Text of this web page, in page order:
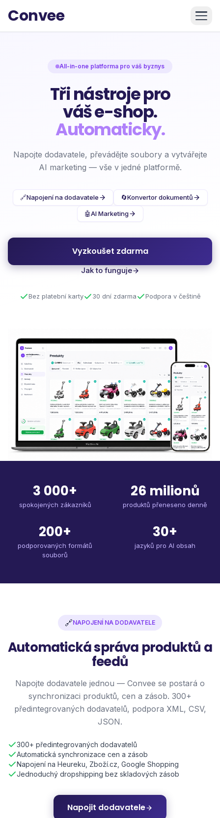
Convee
All-in-one platforma pro váš byznys
Tři nástroje pro
váš e-shop.
Automaticky.
Napojte dodavatele, převádějte soubory a vytvářejte
AI marketing — vše v jedné platformě.
🔗Napojení na dodavatele 🔄Konvertor dokumentů
🤖AI Marketing
Vyzkoušet zdarma
Jak to funguje
Bez platební karty 30 dní zdarma Podpora v češtině
3 000+
spokojených zákazníků
26 milionů
produktů přeneseno denně
200+
podporovaných formátů
souborů
30+
jazyků pro AI obsah
🔗NAPOJENÍ NA DODAVATELE
Automatická správa produktů a
feedů
Napojte dodavatele jednou — Convee se postará o
synchronizaci produktů, cen a zásob. 300+
předintegrovaných dodavatelů, podpora XML, CSV,
JSON.
300+ předintegrovaných dodavatelů
Automatická synchronizace cen a zásob
Napojení na Heureku, Zboží.cz, Google Shopping
Jednoduchý dropshipping bez skladových zásob
Napojit dodavatele